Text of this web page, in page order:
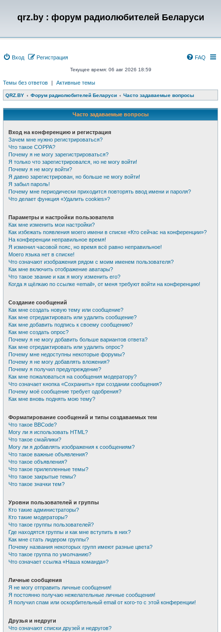
qrz.by : форум радиолюбителей Беларуси
Вход Регистрация FAQ
Текущее время: 06 авг 2026 18:59
Темы без ответов | Активные темы
QRZ.BY Форум радиолюбителей Беларуси Часто задаваемые вопросы
Часто задаваемые вопросы
Вход на конференцию и регистрация
Зачем мне нужно регистрироваться?
Что такое COPPA?
Почему я не могу зарегистрироваться?
Я только что зарегистрировался, но не могу войти!
Почему я не могу войти?
Я давно зарегистрирован, но больше не могу войти!
Я забыл пароль!
Почему мне периодически приходится повторять ввод имени и пароля?
Что делает функция «Удалить cookies»?
Параметры и настройки пользователя
Как мне изменить мои настройки?
Как избежать появления моего имени в списке «Кто сейчас на конференции»?
На конференции неправильное время!
Я изменил часовой пояс, но время всё равно неправильное!
Моего языка нет в списке!
Что означают изображения рядом с моим именем пользователя?
Как мне включить отображение аватары?
Что такое звание и как я могу изменить его?
Когда я щёлкаю по ссылке «email», от меня требуют войти на конференцию!
Создание сообщений
Как мне создать новую тему или сообщение?
Как мне отредактировать или удалить сообщение?
Как мне добавить подпись к своему сообщению?
Как мне создать опрос?
Почему я не могу добавить больше вариантов ответа?
Как мне отредактировать или удалить опрос?
Почему мне недоступны некоторые форумы?
Почему я не могу добавлять вложения?
Почему я получил предупреждение?
Как мне пожаловаться на сообщения модератору?
Что означает кнопка «Сохранить» при создании сообщения?
Почему моё сообщение требует одобрения?
Как мне вновь поднять мою тему?
Форматирование сообщений и типы создаваемых тем
Что такое BBCode?
Могу ли я использовать HTML?
Что такое смайлики?
Могу ли я добавлять изображения к сообщениям?
Что такое важные объявления?
Что такое объявления?
Что такое прилепленные темы?
Что такое закрытые темы?
Что такое значки тем?
Уровни пользователей и группы
Кто такие администраторы?
Кто такие модераторы?
Что такое группы пользователей?
Где находятся группы и как мне вступить в них?
Как мне стать лидером группы?
Почему названия некоторых групп имеют разные цвета?
Что такое группа по умолчанию?
Что означает ссылка «Наша команда»?
Личные сообщения
Я не могу отправить личные сообщения!
Я постоянно получаю нежелательные личные сообщения!
Я получил спам или оскорбительный email от кого-то с этой конференции!
Друзья и недруги
Что означают списки друзей и недругов?